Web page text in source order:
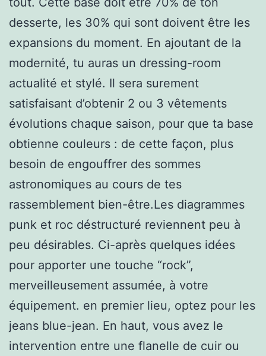
desserte, les 30% qui sont doivent être les
expansions du moment. En ajoutant de la
modernité, tu auras un dressing-room
actualité et stylé. Il sera surement
satisfaisant d’obtenir 2 ou 3 vêtements
évolutions chaque saison, pour que ta base
obtienne couleurs : de cette façon, plus
besoin de engouffrer des sommes
astronomiques au cours de tes
rassemblement bien-être.Les diagrammes
punk et roc déstructuré reviennent peu à
peu désirables. Ci-après quelques idées
pour apporter une touche “rock”,
merveilleusement assumée, à votre
équipement. en premier lieu, optez pour les
jeans blue-jean. En haut, vous avez le
intervention entre une flanelle de cuir ou